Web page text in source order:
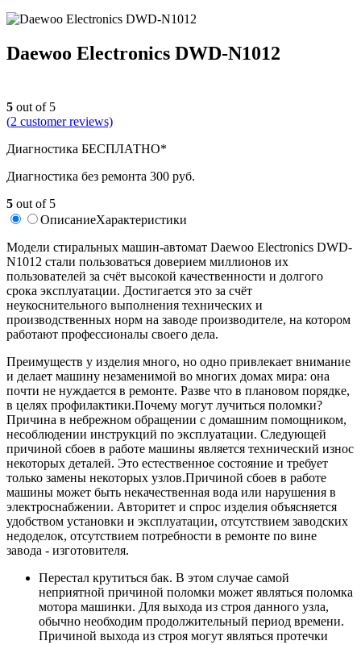
Daewoo Electronics DWD-N1012
5 out of 5
(2 customer reviews)
Диагностика БЕСПЛАТНО*
Диагностика без ремонта 300 руб.
5 out of 5
ОписаниеХарактеристики
Модели стиральных машин-автомат Daewoo Electronics DWD-
N1012 стали пользоваться доверием миллионов их
пользователей за счёт высокой качественности и долгого
срока эксплуатации. Достигается это за счёт
неукоснительного выполнения технических и
производственных норм на заводе производителе, на котором
работают профессионалы своего дела.
Преимуществ у изделия много, но одно привлекает внимание
и делает машину незаменимой во многих домах мира: она
почти не нуждается в ремонте. Разве что в плановом порядке,
в целях профилактики.Почему могут лучиться поломки?
Причина в небрежном обращении с домашним помощником,
несоблюдении инструкций по эксплуатации. Следующей
причиной сбоев в работе машины является технический износ
некоторых деталей. Это естественное состояние и требует
только замены некоторых узлов.Причиной сбоев в работе
машины может быть некачественная вода или нарушения в
электроснабжении. Авторитет и спрос изделия объясняется
удобством установки и эксплуатации, отсутствием заводских
недоделок, отсутствием потребности в ремонте по вине
завода - изготовителя.
Перестал крутиться бак. В этом случае самой
неприятной причиной поломки может являться поломка
мотора машинки. Для выхода из строя данного узла,
обычно необходим продолжительный период времени.
Причиной выхода из строя могут являться протечки